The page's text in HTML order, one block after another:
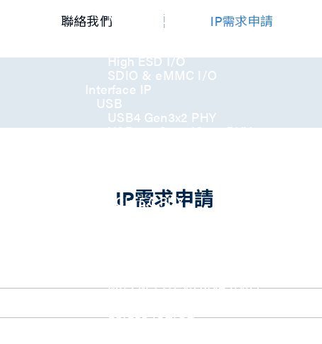
Memory Compiler
I/O
High ESD I/O
SDIO & eMMC I/O
Interface IP
USB
USB4 Gen3x2 PHY
USB 3.2 Gen2/Gen1 PHY
PCIe 5.0 PHY
MIPI M-PHY v5.0/v4.1/v3.1
Serdes 10G/5G
聯絡我們 IP需求申請
IP需求申請